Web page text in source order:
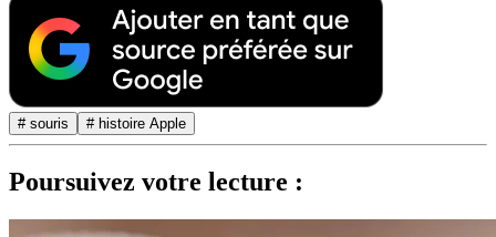
# souris # histoire Apple
Poursuivez votre lecture :